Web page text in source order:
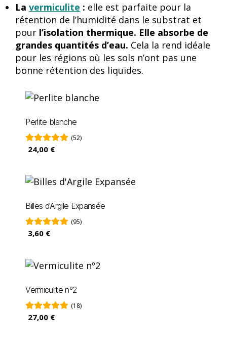
La vermiculite : elle est parfaite pour la
rétention de l’humidité dans le substrat et
pour l’isolation thermique. Elle absorbe de
grandes quantités d’eau. Cela la rend idéale
pour les régions où les sols n’ont pas une
bonne rétention des liquides.
Perlite blanche
(52)
24,00 €
Billes d'Argile Expansée
(95)
3,60 €
Vermiculite nº2
(18)
27,00 €